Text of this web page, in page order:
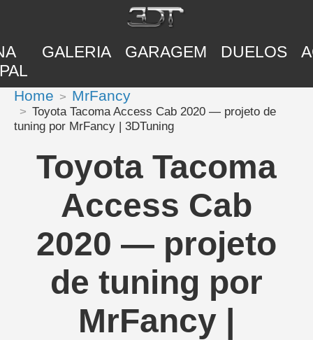
GALERIA GARAGEM DUELOS
Home MrFancy
Toyota Tacoma Access Cab 2020 — projeto de
tuning por MrFancy | 3DTuning
Toyota Tacoma
Access Cab
2020 — projeto
de tuning por
MrFancy |